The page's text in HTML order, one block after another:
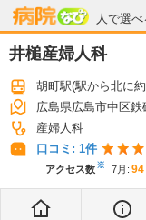
人で選
病院なび
井槌産婦人科
胡町駅(駅から北に
広島県広島市中区
産婦人科
口コミ: 1件
アクセス数※ 7月 : 94